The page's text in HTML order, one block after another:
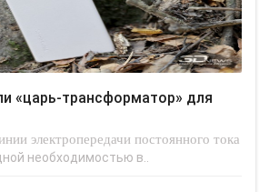
электропередачи постоянного тока
необходимостью в..